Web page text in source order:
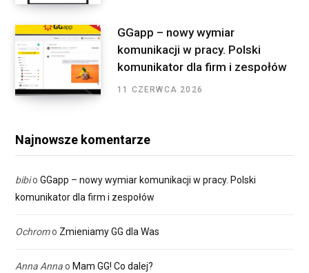
GGapp – nowy wymiar
komunikacji w pracy. Polski
komunikator dla firm i zespołów
11 CZERWCA 2026
Najnowsze komentarze
bibio GGapp – nowy wymiar komunikacji w pracy. Polski
komunikator dla firm i zespołów
Ochromo Zmieniamy GG dla Was
Anna Annao Mam GG! Co dalej?